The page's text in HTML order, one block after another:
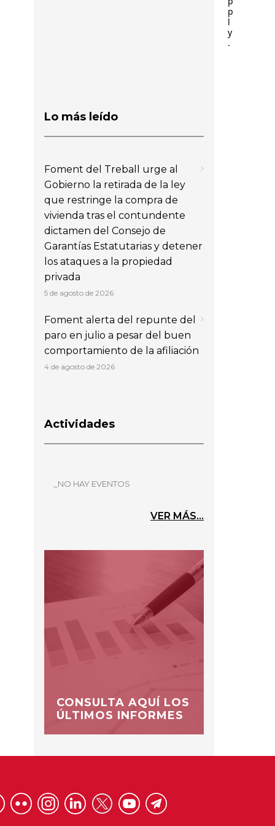
p
l
y
.
Lo más leído
Foment del Treball urge al
Gobierno la retirada de la ley
que restringe la compra de
vivienda tras el contundente
dictamen del Consejo de
Garantías Estatutarias y detener
los ataques a la propiedad
privada
5 de agosto de 2026
Foment alerta del repunte del
paro en julio a pesar del buen
comportamiento de la afiliación
4 de agosto de 2026
Actividades
_NO HAY EVENTOS
VER MÁS...
CONSULTA AQUÍ LOS
ÚLTIMOS INFORMES